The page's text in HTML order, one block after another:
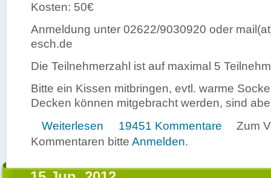
Kosten: 50€
Anmeldung unter 02622/9030920 oder
esch.de
Die Teilnehmerzahl ist auf maximal 5
Bitte ein Kissen mitbringen, evtl. warme
Decken können mitgebracht werden, sind
Weiterlesen über Neuer Kurs Autogenes Training
19451 Kommentare
Zum
Kommentaren bitte Anmelden.